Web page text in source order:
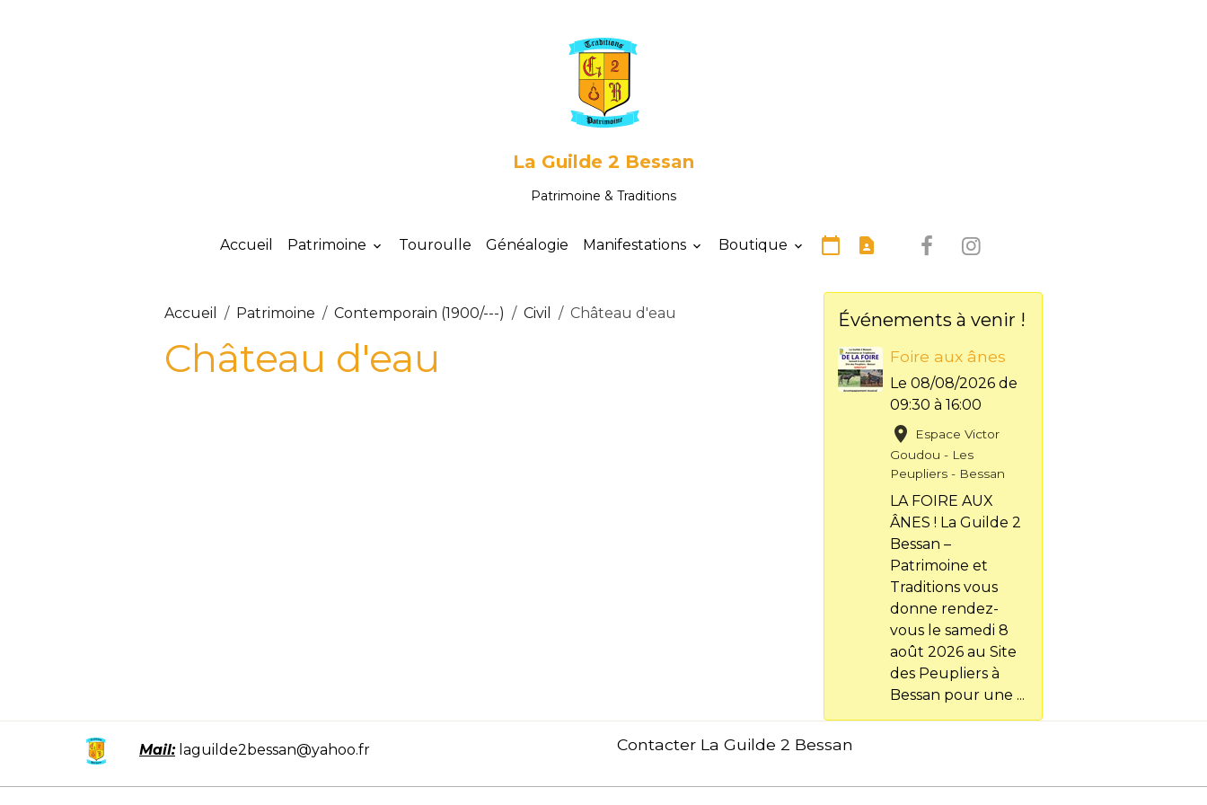
La Guilde 2 Bessan
Patrimoine & Traditions
Accueil Patrimoine Touroulle Généalogie Manifestations Boutique
Accueil Patrimoine Contemporain (1900/---) Civil Château d'eau
Château d'eau
Événements à venir !
Foire aux ânes
Le 08/08/2026 de
09:30 à 16:00
Espace Victor
Goudou - Les
Peupliers - Bessan
LA FOIRE AUX
ÂNES ! La Guilde 2
Bessan –
Patrimoine et
Traditions vous
donne rendez-
vous le samedi 8
août 2026 au Site
des Peupliers à
Bessan pour une ...
Mail:laguilde2bessan@yahoo.fr Contacter La Guilde 2 Bessan